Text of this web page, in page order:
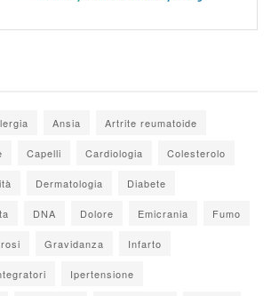
Ansia Artrite reumatoide
Capelli Cardiologia Colesterolo
Dermatologia Diabete
DNA Dolore Emicrania Fumo
Gravidanza Infarto
Ipertensione